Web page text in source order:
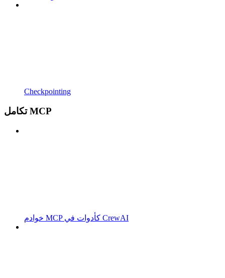
Checkpointing
تكامل MCP
خوادم MCP كأدوات في CrewAI